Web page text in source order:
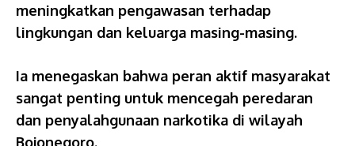
meningkatkan pengawasan terhadap
lingkungan dan keluarga masing-masing.
Ia menegaskan bahwa peran aktif masyarakat
sangat penting untuk mencegah peredaran
dan penyalahgunaan narkotika di wilayah
Bojonegoro.